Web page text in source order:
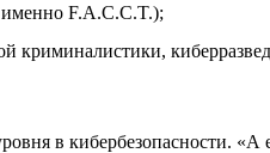
именно F.A.C.C.T.);
криминалистики,
в кибербезопасности.